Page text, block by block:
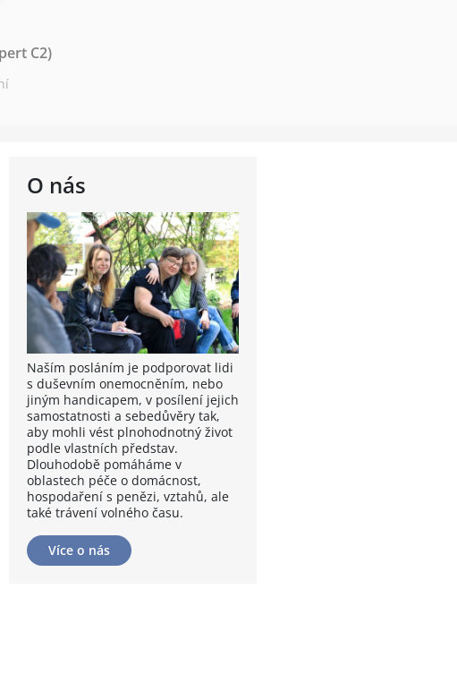
C2)
O nás
Naším posláním je podporovat lidi
s duševním onemocněním, nebo
jiným handicapem, v posílení jejich
samostatnosti a sebedůvěry tak,
aby mohli vést plnohodnotný život
podle vlastních představ.
Dlouhodobě pomáháme v
oblastech péče o domácnost,
hospodaření s penězi, vztahů, ale
také trávení volného času.
Více o nás